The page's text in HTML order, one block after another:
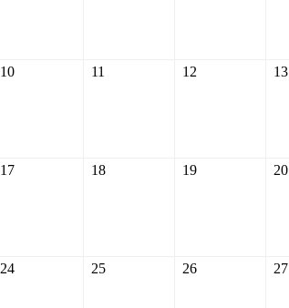
10 11 12 13
17 18 19 20
24 25 26 27